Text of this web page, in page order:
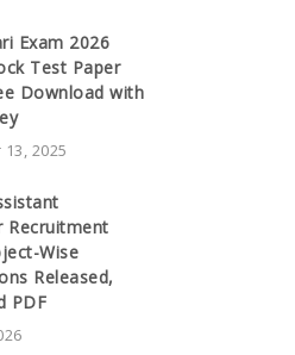
Exam 2026
Test Paper
Download with
2025
Recruitment
Wise
Released,
PDF